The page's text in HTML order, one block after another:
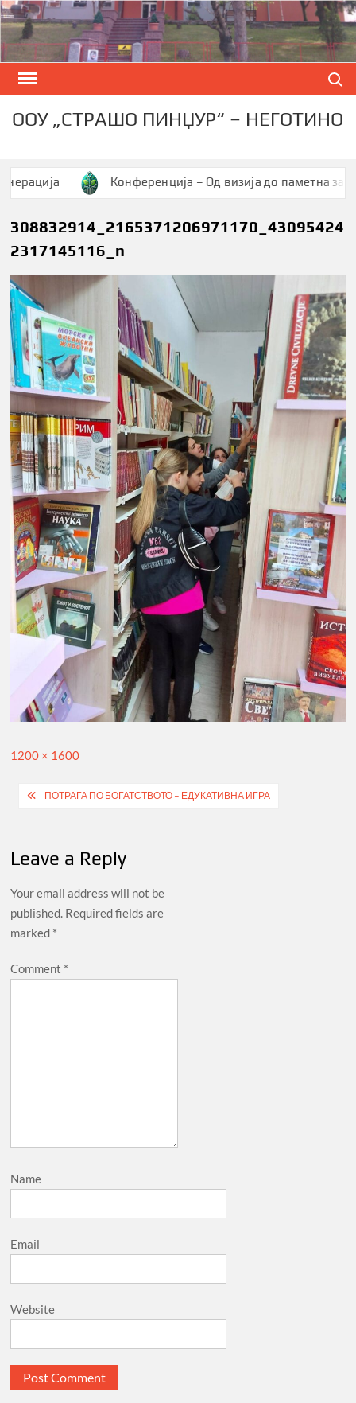
Skip
to
content
ООУ „СТРАШО ПИНЏУР“ – НЕГОТИНО
Конференција – Од визија до паметна заедница
308832914_2165371206971170_43095424
2317145116_n
Full
1200 × 1600
PostПОТРАГА ПО БОГАТСТВОТО – ЕДУКАТИВНА ИГРА
Leave a Reply
Your email address will not be
published. Required fields are
marked *
Comment *
Name
Email
Website